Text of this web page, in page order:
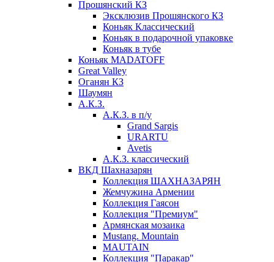
Прошянский КЗ
Эксклюзив Прошянского КЗ
Коньяк Классический
Коньяк в подарочной упаковке
Коньяк в тубе
Коньяк MADATOFF
Great Valley
Оганян КЗ
Шаумян
А.К.З.
А.К.З. в п/у
Grand Sargis
URARTU
Avetis
А.К.З. классический
ВКД Шахназарян
Коллекция ШАХНАЗАРЯН
Жемчужина Армении
Коллекция Гаясон
Коллекция "Премиум"
Армянская мозаика
Mustang. Mountain
MAUTAIN
Коллекция "Паракар"